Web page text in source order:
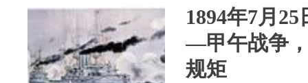
1894年7月
—甲午战争
规矩